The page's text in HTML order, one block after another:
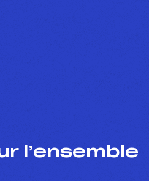
l’ensemble